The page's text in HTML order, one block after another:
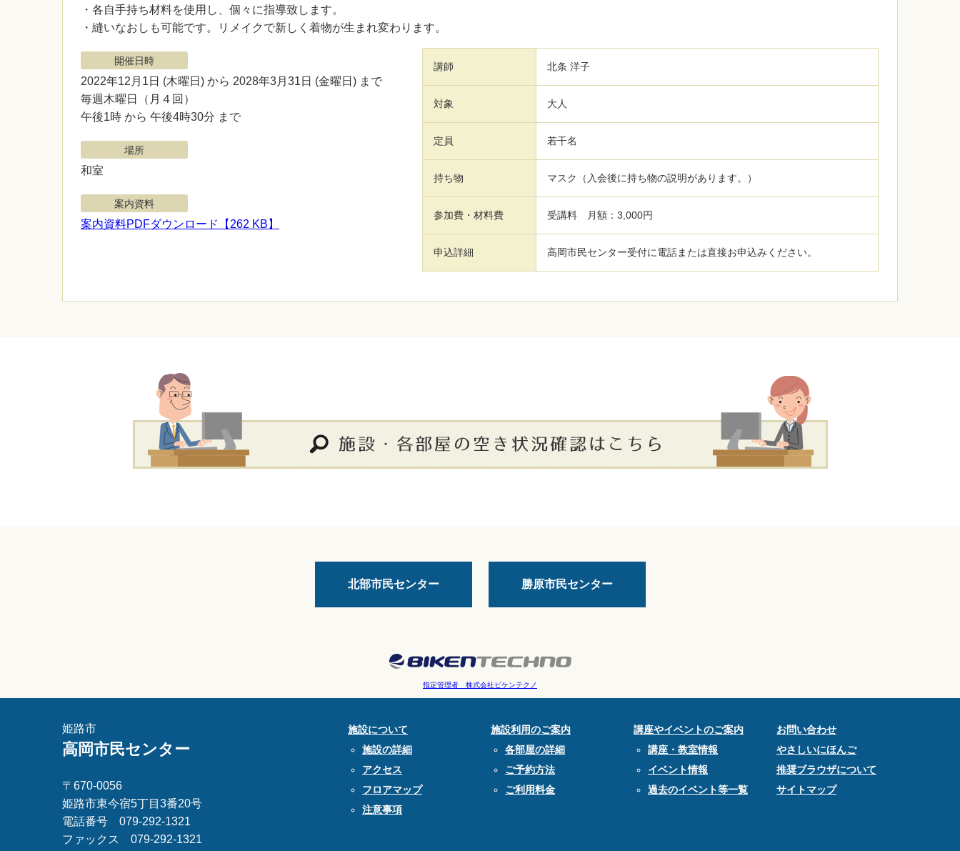
・各自手持ち材料を使用し、個々に指導致します。
・縫いなおしも可能です。リメイクで新しく着物が生まれ変わります。
開催日時
2022年12月1日 (木曜日) から 2028年3月31日 (金曜日) まで
毎週木曜日（月４回）
午後1時 から 午後4時30分 まで
場所
和室
案内資料
案内資料PDFダウンロード【262 KB】
講師 北条 洋子
対象 大人
定員 若干名
持ち物 マスク（入会後に持ち物の説明があります。）
参加費・材料費 受講料 月額：3,000円
申込詳細 高岡市民センター受付に電話または直接お申込みください。
北部市民センター 勝原市民センター
指定管理者 株式会社ビケンテクノ
姫路市
高岡市民センター
〒670-0056
姫路市東今宿5丁目3番20号
電話番号 079-292-1321
ファックス 079-292-1321
施設について
施設の詳細
アクセス
フロアマップ
注意事項
施設利用のご案内
各部屋の詳細
ご予約方法
ご利用料金
講座やイベントのご案内
講座・教室情報
イベント情報
過去のイベント等一覧
お問い合わせ
やさしいにほんご
推奨ブラウザについて
サイトマップ